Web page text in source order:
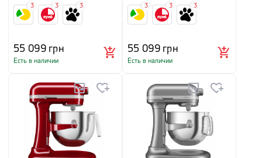
55 099грн
Есть в наличии
3 3 3
55 099грн
Есть в наличии
3 3 3